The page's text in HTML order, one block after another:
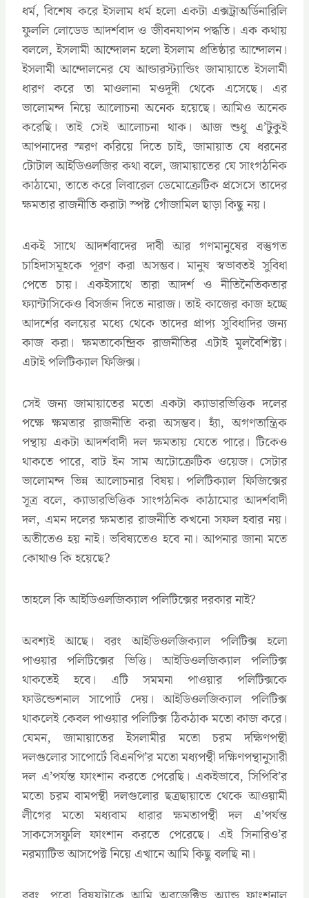
ধর্ম, বিশেষ করে ইসলাম ধর্ম হলো একটা এক্সট্রাঅর্ডিনারিলি
ফুললি লোডেড আদর্শবাদ ও জীবনযাপন পদ্ধতি। এক কথায়
বললে, ইসলামী আন্দোলন হলো ইসলাম প্রতিষ্ঠার আন্দোলন।
ইসলামী আন্দোলনের যে আন্ডারস্ট্যান্ডিং জামায়াতে ইসলামী
ধারণ করে তা মাওলানা মওদূদী থেকে এসেছে। এর
ভালোমন্দ নিয়ে আলোচনা অনেক হয়েছে। আমিও অনেক
করেছি। তাই সেই আলোচনা থাক। আজ শুধু এ’টুকুই
আপনাদের স্মরণ করিয়ে দিতে চাই, জামায়াত যে ধরনের
টোটাল আইডিওলজির কথা বলে, জামায়াতের যে সাংগঠনিক
কাঠামো, তাতে করে লিবারেল ডেমোক্রেটিক প্রসেসে তাদের
ক্ষমতার রাজনীতি করাটা স্পষ্ট গোঁজামিল ছাড়া কিছু নয়।
একই সাথে আদর্শবাদের দাবী আর গণমানুষের বস্তুগত
চাহিদাসমূহকে পূরণ করা অসম্ভব। মানুষ স্বভাবতই সুবিধা
পেতে চায়। একইসাথে তারা আদর্শ ও নীতিনৈতিকতার
ফ্যান্টাসিকেও বিসর্জন দিতে নারাজ। তাই কাজের কাজ হচ্ছে
আদর্শের বলয়ের মধ্যে থেকে তাদের প্রাপ্য সুবিধাদির জন্য
কাজ করা। ক্ষমতাকেন্দ্রিক রাজনীতির এটাই মূলবৈশিষ্ট্য।
এটাই পলিটিক্যাল ফিজিক্স।
সেই জন্য জামায়াতের মতো একটা ক্যাডারভিত্তিক দলের
পক্ষে ক্ষমতার রাজনীতি করা অসম্ভব। হ্যাঁ, অগণতান্ত্রিক
পন্থায় একটা আদর্শবাদী দল ক্ষমতায় যেতে পারে। টিকেও
থাকতে পারে, বাট ইন সাম অটোক্রেটিক ওয়েজ। সেটার
ভালোমন্দ ভিন্ন আলোচনার বিষয়। পলিটিক্যাল ফিজিক্সের
সূত্র বলে, ক্যাডারভিত্তিক সাংগঠনিক কাঠামোর আদর্শবাদী
দল, এমন দলের ক্ষমতার রাজনীতি কখনো সফল হবার নয়।
অতীতেও হয় নাই। ভবিষ্যতেও হবে না। আপনার জানা মতে
কোথাও কি হয়েছে?
তাহলে কি আইডিওলজিক্যাল পলিটিক্সের দরকার নাই?
অবশ্যই আছে। বরং আইডিওলজিক্যাল পলিটিক্স হলো
পাওয়ার পলিটিক্সের ভিত্তি। আইডিওলজিক্যাল পলিটিক্স
থাকতেই হবে। এটি সমমনা পাওয়ার পলিটিক্সকে
ফাউন্ডেশনাল সাপোর্ট দেয়। আইডিওলজিক্যাল পলিটিক্স
থাকলেই কেবল পাওয়ার পলিটিক্স ঠিকঠাক মতো কাজ করে।
যেমন, জামায়াতের ইসলামীর মতো চরম দক্ষিণপন্থী
দলগুলোর সাপোর্টে বিএনপি’র মতো মধ্যপন্থী দক্ষিণপন্থানুসারী
দল এ’পর্যন্ত ফাংশান করতে পেরেছি। একইভাবে, সিপিবি’র
মতো চরম বামপন্থী দলগুলোর ছত্রছায়াতে থেকে আওয়ামী
লীগের মতো মধ্যবাম ধারার ক্ষমতাপন্থী দল এ’পর্যন্ত
সাকসেসফুলি ফাংশান করতে পেরেছে। এই সিনারিও’র
নরম্যাটিভ আসপেক্ট নিয়ে এখানে আমি কিছু বলছি না।